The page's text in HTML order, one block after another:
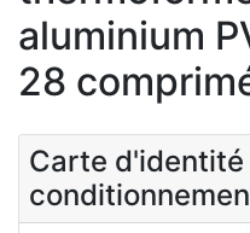
aluminium
28
Carte d'identité